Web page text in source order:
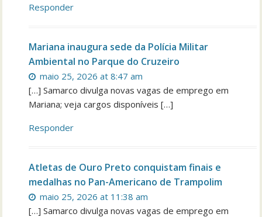
Responder
Mariana inaugura sede da Polícia Militar
Ambiental no Parque do Cruzeiro
maio 25, 2026 at 8:47 am
[…] Samarco divulga novas vagas de emprego em
Mariana; veja cargos disponíveis […]
Responder
Atletas de Ouro Preto conquistam finais e
medalhas no Pan-Americano de Trampolim
maio 25, 2026 at 11:38 am
[…] Samarco divulga novas vagas de emprego em